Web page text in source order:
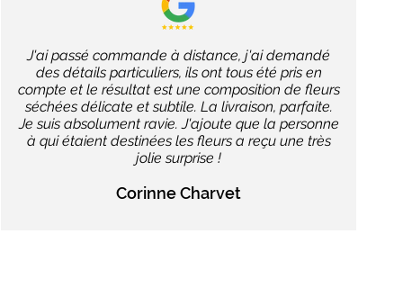
J'ai passé commande à distance, j'ai demandé
des détails particuliers, ils ont tous été pris en
compte et le résultat est une composition de fleurs
séchées délicate et subtile. La livraison, parfaite.
Je suis absolument ravie. J'ajoute que la personne
à qui étaient destinées les fleurs a reçu une très
jolie surprise !
Corinne Charvet